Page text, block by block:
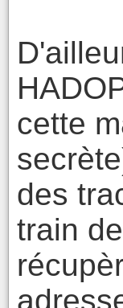
cette
des
train